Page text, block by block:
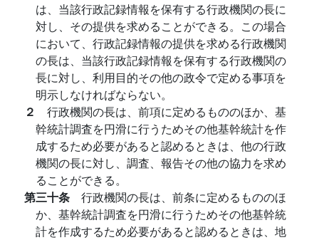
は、当該行政記録情報を保有する行政機関の長に
対し、その提供を求めることができる。この場合
において、行政記録情報の提供を求める行政機関
の長は、当該行政記録情報を保有する行政機関の
長に対し、利用目的その他の政令で定める事項を
明示しなければならない。
２ 行政機関の長は、前項に定めるもののほか、基
幹統計調査を円滑に行うためその他基幹統計を作
成するため必要があると認めるときは、他の行政
機関の長に対し、調査、報告その他の協力を求め
ることができる。
第三十条 行政機関の長は、前条に定めるもののほ
か、基幹統計調査を円滑に行うためその他基幹統
計を作成するため必要があると認めるときは、地